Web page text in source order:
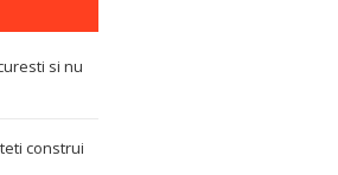
si nu
construi